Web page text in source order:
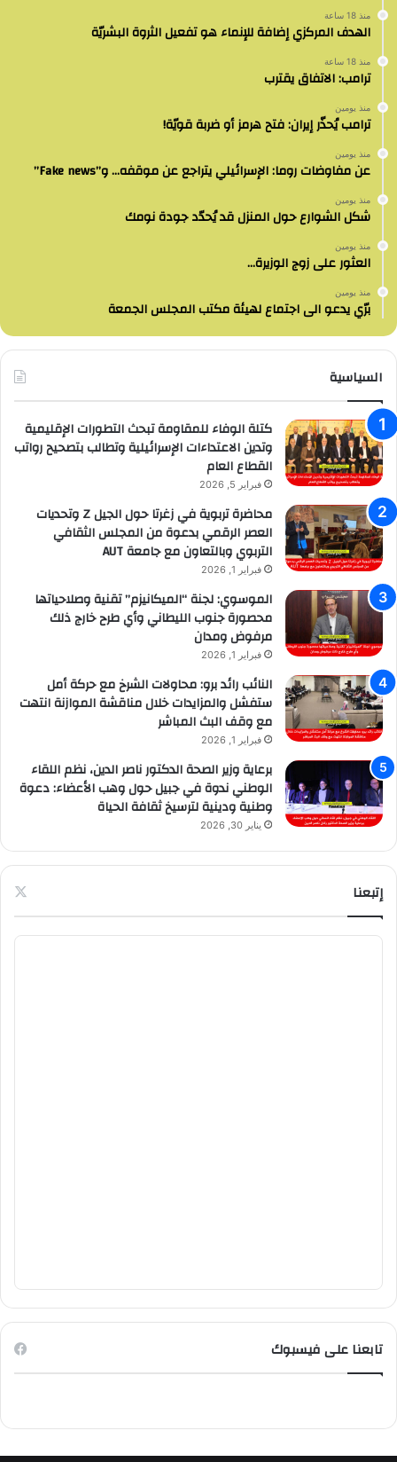
منذ 18 ساعة
الهدف المركزي إضافة للإنماء هو تفعيل الثروة البشريّة
منذ 18 ساعة
ترامب: الاتفاق يقترب
منذ يومين
ترامب يُحذّر إيران: فتح هرمز أو ضربة قويّة!
منذ يومين
عن مفاوضات روما: الإسرائيلي يتراجع عن موقفه… و”Fake news”
منذ يومين
شكل الشوارع حول المنزل قد يُحدّد جودة نومك
منذ يومين
العثور على زوج الوزيرة…
منذ يومين
برّي يدعو الى اجتماع لهيئة مكتب المجلس الجمعة
السياسية
كتلة الوفاء للمقاومة تبحث التطورات الإقليمية
وتدين الاعتداءات الإسرائيلية وتطالب بتصحيح رواتب
القطاع العام
فبراير 5, 2026
محاضرة تربوية في زغرتا حول الجيل Z وتحديات
العصر الرقمي بدعوة من المجلس الثقافي
التربوي وبالتعاون مع جامعة AUT
فبراير 1, 2026
الموسوي: لجنة “الميكانيزم” تقنية وصلاحياتها
محصورة جنوب الليطاني وأي طرح خارج ذلك
مرفوض ومدان
فبراير 1, 2026
النائب رائد برو: محاولات الشرخ مع حركة أمل
ستفشل والمزايدات خلال مناقشة الموازنة انتهت
مع وقف البث المباشر
فبراير 1, 2026
برعاية وزير الصحة الدكتور ناصر الدين، نظم اللقاء
الوطني ندوة في جبيل حول وهب الأعضاء: دعوة
وطنية ودينية لترسيخ ثقافة الحياة
يناير 30, 2026
إتبعنا
تابعنا على فيسبوك